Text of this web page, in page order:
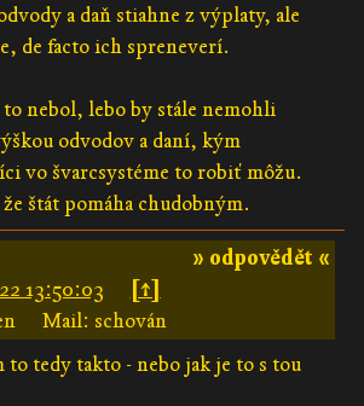
a daň stiahne z výplaty, ale
de facto ich spreneverí.
to nebol, lebo by stále nemohli
odvodov a daní, kým
vo švarcsystéme to robiť môžu.
štát pomáha chudobným.
» odpovědět «
13:50:03
[↑]
Mail: schován
to tedy takto - nebo jak je to s tou